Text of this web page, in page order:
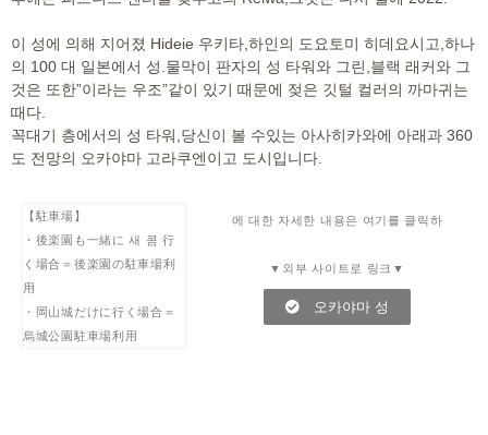
이 성에 의해 지어졌 Hideie 우키타,하인의 도요토미 히데요시고,하나
의 100 대 일본에서 성.물막이 판자의 성 타워와 그린,블랙 래커와 그
것은 또한”이라는 우조”같이 있기 때문에 젖은 깃털 컬러의 까마귀는
때다.
꼭대기 층에서의 성 타워,당신이 볼 수있는 아사히카와에 아래과 360
도 전망의 오카야마 고라쿠엔이고 도시입니다.
【駐車場】
・後楽園も一緒に 새 콤 行
く場合＝後楽園の駐車場利
用
・岡山城だけに行く場合＝
烏城公園駐車場利用
에 대한 자세한 내용은 여기를 클릭하
▼외부 사이트로 링크▼
오카야마 성